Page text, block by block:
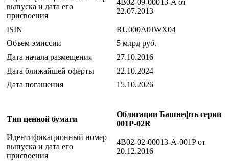
выпуска и дата его
присвоения
4B02-09-00013-A от
22.07.2013
ISIN
RU000A0JWX04
Объем эмиссии
5 млрд руб.
Дата начала размещения
27.10.2016
Дата ближайшей оферты
22.10.2024
Дата погашения
15.10.2026
Тип ценной бумаги
Облигации Башнефть серии
001P-02R
Идентификационный номер
выпуска и дата его
присвоения
4B02-02-00013-A-001P от
20.12.2016